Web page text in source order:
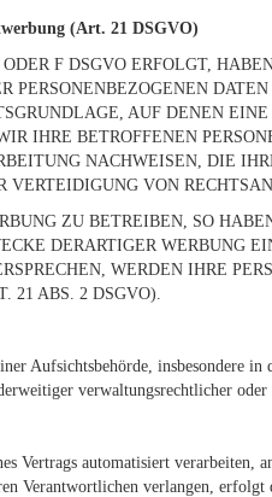
(Art. 21 DSGVO)
F DSGVO ERFOLGT,
AUF DENEN
IHRE BETROFFENEN
NACHWEISEN, DIE
VON
ZU BETREIBEN, SO
DERARTIGER WERBUNG
WERDEN IHRE
21 ABS. 2 DSGVO).
Aufsichtsbehörde, insbesondere
verwaltungsrechtlicher
automatisiert verarbeiten,
Verantwortlichen verlangen, erfolgt